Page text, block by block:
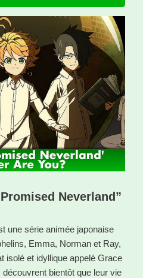
Neverland”
une série animée japonaise
Emma, Norman et Ray,
isolé et idyllique appelé Grace
bientôt que leur vie